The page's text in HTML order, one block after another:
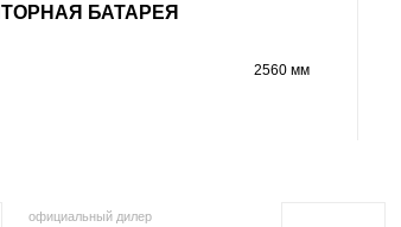
БАТАРЕЯ
2560 мм
официальный дилер